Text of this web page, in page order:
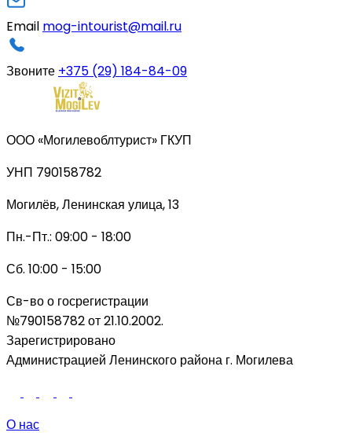
Email mog-intourist@mail.ru
Звоните +375 (29) 184-84-09
ООО «Могилевоблтурист» ГКУП
УНП 790158782
Могилёв, Ленинская улица, 13
Пн.-Пт.: 09:00 - 18:00
Сб. 10:00 - 15:00
Св-во о госрегистрации
№790158782 от 21.10.2002.
Зарегистрировано
Администрацией Ленинского района г. Могилева
О нас